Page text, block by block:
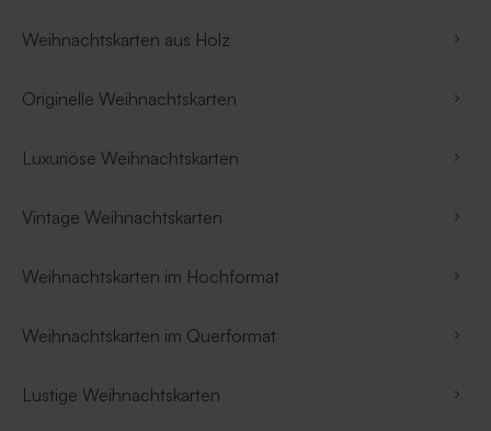
Weihnachtskarten aus Holz
Originelle Weihnachtskarten
Luxuriöse Weihnachtskarten
Vintage Weihnachtskarten
Weihnachtskarten im Hochformat
Weihnachtskarten im Querformat
Lustige Weihnachtskarten